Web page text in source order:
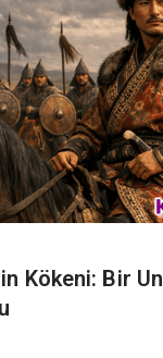
Kökeni: Bir